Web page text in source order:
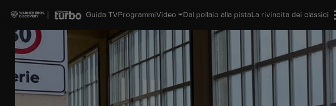
Guida TV ProgrammiVideo Dal pollaio alla pista La rivincita dei classici